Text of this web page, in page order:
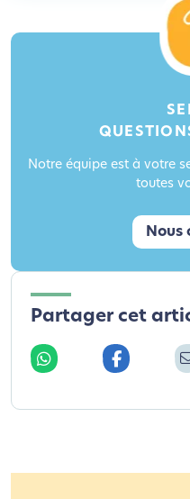
Notre équipe est à votre
toutes
Nous
Partager cet